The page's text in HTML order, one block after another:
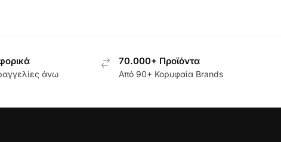
άνω
70.000+ Προϊόντα
Από 90+ Κορυφαία Brands